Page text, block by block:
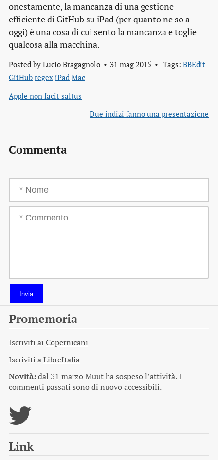
onestamente, la mancanza di una gestione
efficiente di GitHub su iPad (per quanto ne so a
oggi) è una cosa di cui sento la mancanza e toglie
qualcosa alla macchina.
Posted by Lucio Bragagnolo 31 mag 2015 Tags: BBEdit
GitHub regex iPad Mac
Apple non facit saltus
Due indizi fanno una presentazione
Commenta
Invia
Promemoria
Iscriviti ai Copernicani
Iscriviti aLibreItalia
Novità:dal 31 marzo Muut ha sospeso l’attività. I
commenti passati sono di nuovo accessibili.
Link